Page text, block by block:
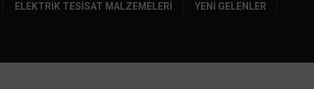
ELEKTRIK TESISAT MALZEMELERI YENI GELENLER